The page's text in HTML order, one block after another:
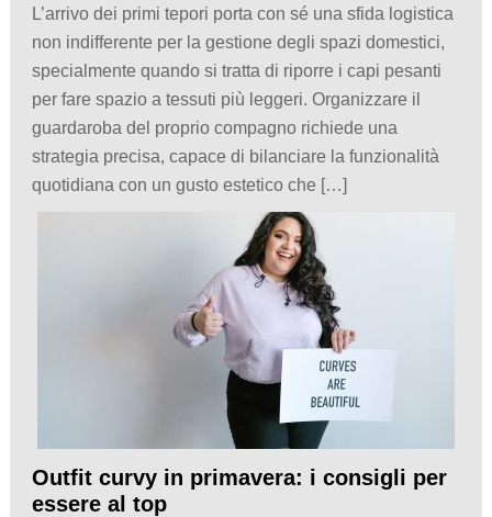
L’arrivo dei primi tepori porta con sé una sfida logistica
non indifferente per la gestione degli spazi domestici,
specialmente quando si tratta di riporre i capi pesanti
per fare spazio a tessuti più leggeri. Organizzare il
guardaroba del proprio compagno richiede una
strategia precisa, capace di bilanciare la funzionalità
quotidiana con un gusto estetico che […]
Outfit curvy in primavera: i consigli per
essere al top